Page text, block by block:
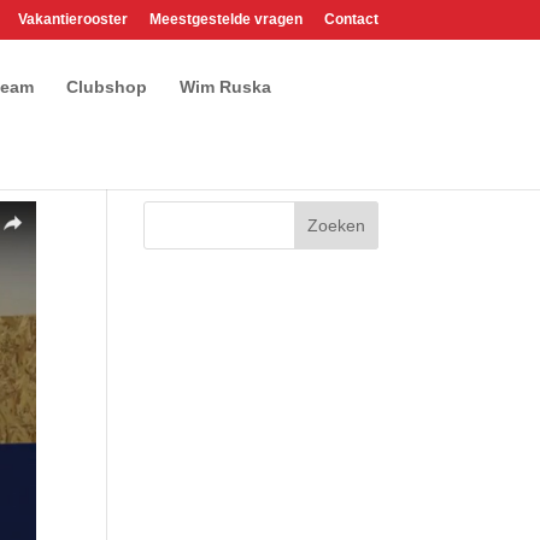
Vakantierooster Meestgestelde vragen Contact
Clubshop Wim Ruska